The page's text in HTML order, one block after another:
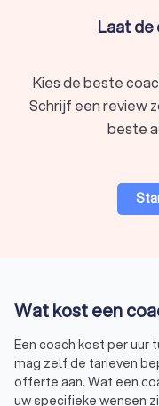
Laat
Kies de beste
Schrijf een review
beste
Wat kost een
Een coach kost per uur
mag zelf de tarieven
offerte aan. Wat een
uw specifieke wensen